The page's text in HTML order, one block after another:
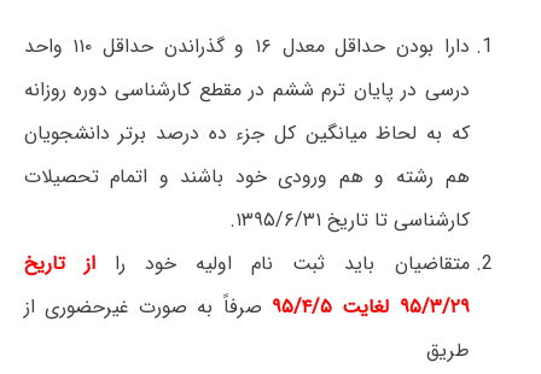
دارا بودن حداقل معدل ۱۶ و گذراندن حداقل ۱۱۰ واحد
درسی در پایان ترم ششم در مقطع کارشناسی دوره روزانه
که به لحاظ میانگین کل جزء ده درصد برتر دانشجویان
هم رشته و هم ورودی خود باشند و اتمام تحصیلات
کارشناسی تا تاریخ ۱۳۹۵/۶/۳۱
.
متقاضیان باید ثبت نام اولیه خود را از تاریخ
۹۵/۳/۲۹ لغایت ۹۵/۴/۵
صرفاً به صورت غیرحضوری از
طریق